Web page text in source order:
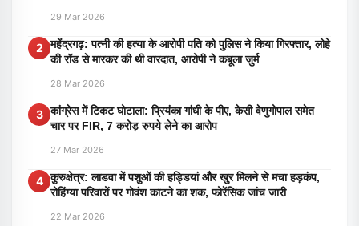
29 Mar 2026
2
महेंद्रगढ़: पत्नी की हत्या के आरोपी पति को पुलिस ने किया गिरफ्तार, लोहे
की रॉड से मारकर की थी वारदात, आरोपी ने कबूला जुर्म
28 Mar 2026
3 कांग्रेस में टिकट घोटाला: प्रियंका गांधी के पीए, केसी वेणुगोपाल समेत
चार पर FIR, 7 करोड़ रुपये लेने का आरोप
27 Mar 2026
4 कुरुक्षेत्र: लाडवा में पशुओं की हड्डियां और खुर मिलने से मचा हड़कंप,
रोहिंग्या परिवारों पर गोवंश काटने का शक, फोरेंसिक जांच जारी
22 Mar 2026